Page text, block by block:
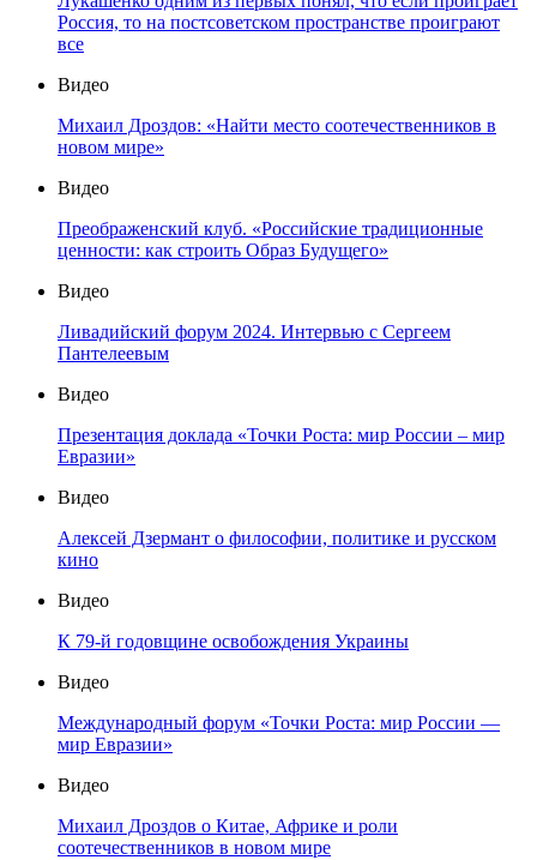
Россия, то на постсоветском пространстве проиграют
все
Видео
Михаил Дроздов: «Найти место соотечественников в
новом мире»
Видео
Преображенский клуб. «Российские традиционные
ценности: как строить Образ Будущего»
Видео
Ливадийский форум 2024. Интервью с Сергеем
Пантелеевым
Видео
Презентация доклада «Точки Роста: мир России – мир
Евразии»
Видео
Алексей Дзермант о философии, политике и русском
кино
Видео
К 79-й годовщине освобождения Украины
Видео
Международный форум «Точки Роста: мир России —
мир Евразии»
Видео
Михаил Дроздов о Китае, Африке и роли
соотечественников в новом мире